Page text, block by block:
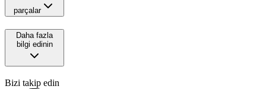
parçalar
Daha fazla
bilgi edinin
Bizi takip edin